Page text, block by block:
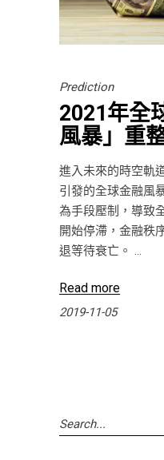
Prediction
2021年全
風暴」重
進入未來的時空軌
引發的全球金融風
為手段壓制，導致
開始停滯，金融秩
退等待衰亡。
Read more
2019-11-05
Search